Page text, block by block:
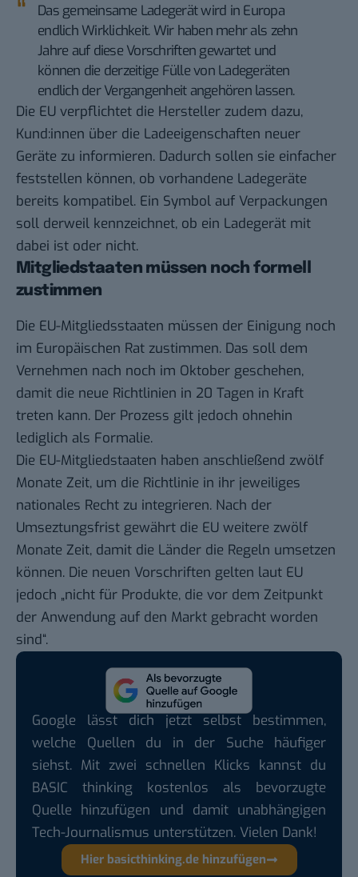
Das gemeinsame Ladegerät wird in Europa
endlich Wirklichkeit. Wir haben mehr als zehn
Jahre auf diese Vorschriften gewartet und
können die derzeitige Fülle von Ladegeräten
endlich der Vergangenheit angehören lassen.
Die EU verpflichtet die Hersteller zudem dazu,
Kund:innen über die Ladeeigenschaften neuer
Geräte zu informieren. Dadurch sollen sie einfacher
feststellen können, ob vorhandene Ladegeräte
bereits kompatibel. Ein Symbol auf Verpackungen
soll derweil kennzeichnet, ob ein Ladegerät mit
dabei ist oder nicht.
Mitgliedstaaten müssen noch formell
zustimmen
Die EU-Mitgliedsstaaten müssen der Einigung noch
im Europäischen Rat zustimmen. Das soll dem
Vernehmen nach noch im Oktober geschehen,
damit die neue Richtlinien in 20 Tagen in Kraft
treten kann. Der Prozess gilt jedoch ohnehin
lediglich als Formalie.
Die EU-Mitgliedstaaten haben anschließend zwölf
Monate Zeit, um die Richtlinie in ihr jeweiliges
nationales Recht zu integrieren. Nach der
Umseztungsfrist gewährt die EU weitere zwölf
Monate Zeit, damit die Länder die Regeln umsetzen
können. Die neuen Vorschriften gelten laut EU
jedoch „nicht für Produkte, die vor dem Zeitpunkt
der Anwendung auf den Markt gebracht worden
sind“.
Google lässt dich jetzt selbst bestimmen,
welche Quellen du in der Suche häufiger
siehst. Mit zwei schnellen Klicks kannst du
BASIC thinking kostenlos als bevorzugte
Quelle hinzufügen und damit unabhängigen
Tech-Journalismus unterstützen. Vielen Dank!
Hier basicthinking.de hinzufügen